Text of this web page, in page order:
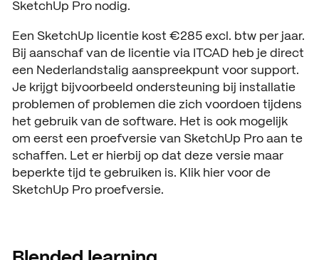
SketchUp Pro nodig.
Een SketchUp licentie kost €285 excl. btw per jaar.
Bij aanschaf van de licentie via ITCAD heb je direct
een Nederlandstalig aanspreekpunt voor support.
Je krijgt bijvoorbeeld ondersteuning bij installatie
problemen of problemen die zich voordoen tijdens
het gebruik van de software. Het is ook mogelijk
om eerst een proefversie van SketchUp Pro aan te
schaffen. Let er hierbij op dat deze versie maar
beperkte tijd te gebruiken is. Klik hier voor de
SketchUp Pro proefversie.